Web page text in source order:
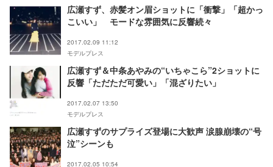
広瀬すず、赤髪オン眉ショットに「衝撃」「超かっ
こいい」 モードな雰囲気に反響続々
2017.02.09 11:12
モデルプレス
広瀬すず＆中条あやみの“いちゃこら”2ショットに
反響「ただただ可愛い」「混ざりたい」
2017.02.07 13:50
モデルプレス
広瀬すずのサプライズ登場に大歓声 涙腺崩壊の“号
泣”シーンも
2017.02.05 10:54